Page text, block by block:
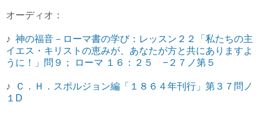
オーディオ：
♪ 神の福音－ローマ書の学び：レッスン２２「私たちの主
イエス・キリストの恵みが、あなたが方と共にありますよ
うに！」問９； ローマ １６：２５ −２７ノ第５
♪
Ｃ．Ｈ．スポルジョン編「１８６４年刊行」第３７問ノ
１D